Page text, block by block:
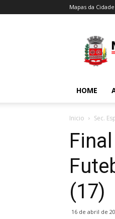
Mapas da Cidade
HOME
Inicio Sec.
(17)
16 de abril de